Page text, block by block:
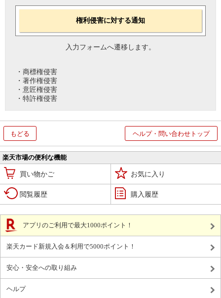
権利侵害に対する通知
入力フォームへ遷移します。
・商標権侵害
・著作権侵害
・意匠権侵害
・特許権侵害
もどる ヘルプ・問い合わせトップ
楽天市場の便利な機能
買い物かご お気に入り
閲覧履歴 購入履歴
アプリのご利用で最大1000ポイント！
楽天カード新規入会＆利用で5000ポイント！
安心・安全への取り組み
ヘルプ